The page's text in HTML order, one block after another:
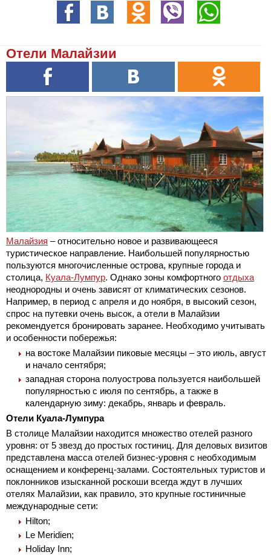
Отели Малайзии
Малайзия – относительно новое и развивающееся
туристическое направление. Наибольшей популярностью
пользуются многочисленные острова, крупные города и
столица, Куала-Лумпур. Однако зоны комфортного отдыха
неоднородны и очень зависят от климатических сезонов.
Например, в период с апреля и до ноября, в высокий сезон,
спрос на путевки очень высок, а отели в Малайзии
рекомендуется бронировать заранее. Необходимо учитывать
и особенности побережья:
на востоке Малайзии пиковые месяцы – это июль, август
и начало сентября;
западная сторона полуострова пользуется наибольшей
популярностью с июля по сентябрь, а также в
календарную зиму: декабрь, январь и февраль.
Отели Куала-Лумпура
В столице Малайзии находится множество отелей разного
уровня: от 5 звезд до простых гостиниц. Для деловых визитов
представлена масса отелей бизнес-уровня с необходимым
оснащением и конференц-залами. Состоятельных туристов и
поклонников изысканной роскоши всегда ждут в лучших
отелях Малайзии, как правило, это крупные гостиничные
международные сети:
Hilton;
Le Meridien;
Holiday Inn;